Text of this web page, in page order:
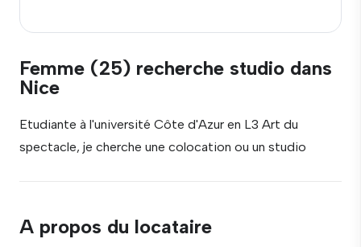
Femme (25) recherche studio dans
Nice
Etudiante à l'université Côte d'Azur en L3 Art du
spectacle, je cherche une colocation ou un studio
A propos du locataire